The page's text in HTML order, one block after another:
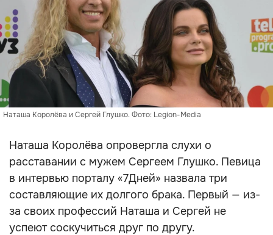
Наташа Королёва и Сергей Глушко. Фото: Legion-Media
Наташа Королёва опровергла слухи о
расставании с мужем Сергеем Глушко. Певица
в интервью порталу «7Дней» назвала три
составляющие их долгого брака. Первый — из-
за своих профессий Наташа и Сергей не
успеют соскучиться друг по другу.